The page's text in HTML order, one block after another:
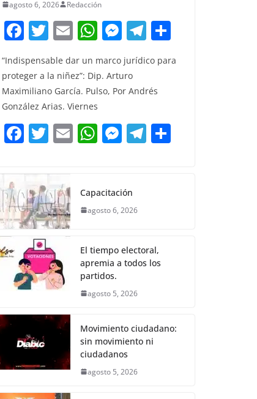
agosto 6, 2026 Redacción
F
c
e
b
o
o
k
T
w
itt
er
E
ai
l
W
at
s
p
p
M
e
ss
e
g
er
T
e
gr
m
m
“Indispensable dar un marco jurídico para
proteger a la niñez”: Dip. Arturo
Maximiliano García. Pulso, Por Andrés
González Arias. Viernes
F
c
e
b
o
o
k
T
itt
er
E W
s
A
p
M
e
n
er
T
Capacitación
agosto 6, 2026
El tiempo electoral,
apremia a todos los
partidos.
agosto 5, 2026
Movimiento ciudadano:
sin movimiento ni
ciudadanos
agosto 5, 2026